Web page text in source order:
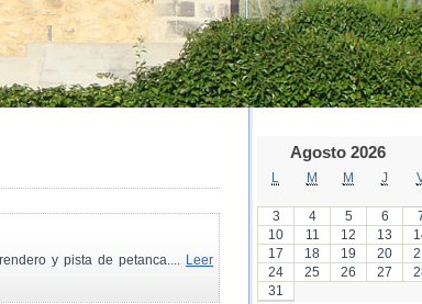
y pista de petanca.... Leer
Agosto 2026
M M J
3
4 5 6
10
11 12 13
17
18 19 20
24
25 26 27
31